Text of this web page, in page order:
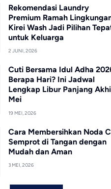
Rekomendasi Laundry
Premium Ramah
Kirei Wash Jadi Pilihan
untuk Keluarga
2 JUNI, 2026
Cuti Bersama Idul Adha
Berapa Hari? Ini Jadwal
Lengkap Libur Panjang
Mei
19 MEI, 2026
Cara Membersihkan Noda
Semprot di Tangan dengan
Mudah dan Aman
3 MEI, 2026